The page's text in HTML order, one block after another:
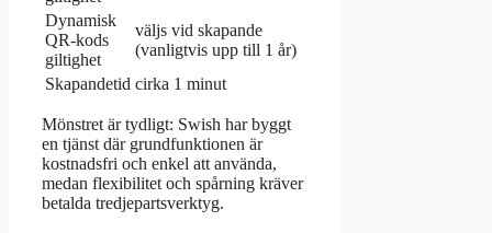
Dynamisk
QR-kods
giltighet
väljs vid skapande
(vanligtvis upp till 1 år)
Skapandetid cirka 1 minut
Mönstret är tydligt: Swish har byggt
en tjänst där grundfunktionen är
kostnadsfri och enkel att använda,
medan flexibilitet och spårning kräver
betalda tredjepartsverktyg.